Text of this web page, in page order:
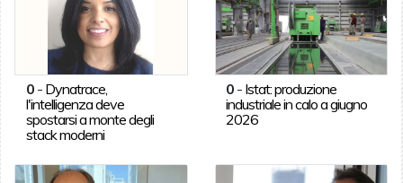
0- Dynatrace,
l'intelligenza deve
spostarsi a monte degli
stack moderni
0 - Istat: produzione
industriale in calo a giugno
2026